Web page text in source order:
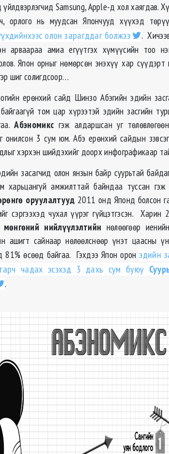
үйлдвэрлэгчид Samsung, Apple-д хол хаягдав.
орлого нь муудсан Япончууд хүүхэд
олон зарагддаг болжээ
.
арваараа амиа егүүтгэх хүмүүсийн тоо
Япон орныг нѳмѳрсѳн энэхүү хар
шиг солигдсоор…
ерѳнхий сайд Шинзо Абэгийн эдийн
том цар хүрээтэй эдийн засгийн
Абэномикс гэж алдаршсан уг
онилсон 3 сум юм. Абэ ерѳнхий сайдын
хэрхэн шийдэхийг доорх инфографикаар
засагчид олон янзын байр суурьтай
харьцангуй амжилттай байндаа туссан
оруулалтууд 2011 онд Японд болсон
сэргээхэд чухал үүрэг гүйцэтгэсэн.
нийлүүлэлтийн нѳлѳѳгѳѳр
ашигт сайнаар нѳлѳѳлснѳѳр үнэт цаасны
81% ѳсѳѳд байгаа. Гэхдээ Япон оронэдийн
чадах эсэхэд 3 дахь сум буюу
.